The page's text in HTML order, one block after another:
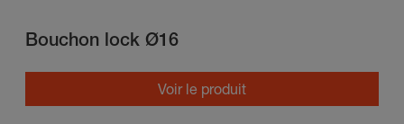
Bouchon lock Ø16
Voir le produit